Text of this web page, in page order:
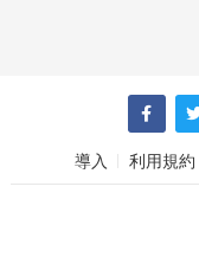
導入 利用規約